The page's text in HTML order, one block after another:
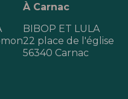
À Carnac
BIBOP ET LULA
22 place de l'église
56340 Carnac